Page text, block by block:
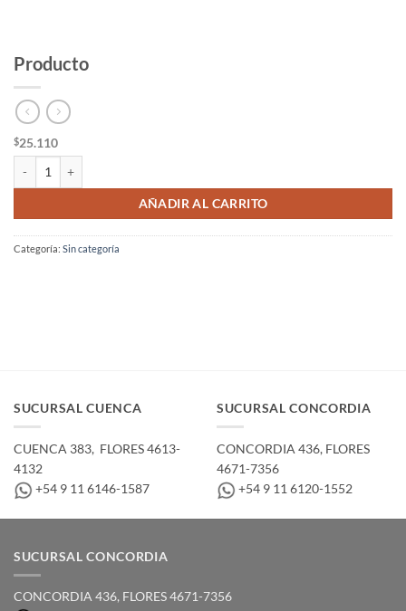
Producto
$25.110
AÑADIR AL CARRITO
Categoría: Sin categoría
SUCURSAL CUENCA
CUENCA 383, ­ FLORES 4613-
4132
+54 9 11 6146-1587
SUCURSAL CONCORDIA
CONCORDIA 436,­ FLORES
4671-7356
+54 9 11 6120-1552
SUCURSAL CONCORDIA
CONCORDIA 436,­ FLORES 4671-7356